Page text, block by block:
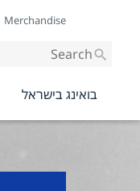
Merchandise
Site-
search
בואינג בישראל